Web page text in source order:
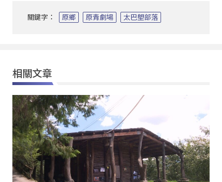
關鍵字： 原鄉 原青劇場 太巴塱部落
相關文章